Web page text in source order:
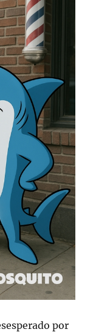
por